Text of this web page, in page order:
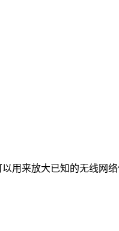
用来放大已知的无线网